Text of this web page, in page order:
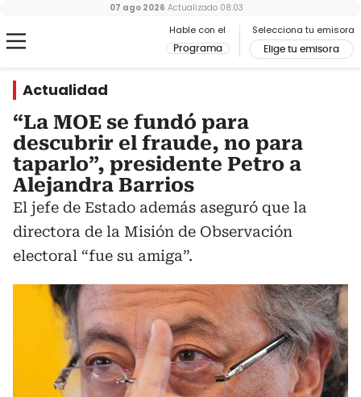
Hable con el
Programa
Selecciona tu emisora
Elige tu emisora
07 ago 2026 Actualizado 08:03
Actualidad
“La MOE se fundó para
descubrir el fraude, no para
taparlo”, presidente Petro a
Alejandra Barrios
El jefe de Estado además aseguró que la
directora de la Misión de Observación
electoral “fue su amiga”.